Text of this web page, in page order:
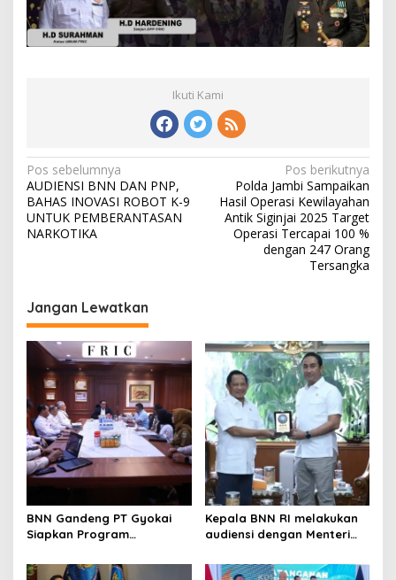
Ikuti Kami
Navigasi
pos
Pos sebelumnya
AUDIENSI BNN DAN PNP,
BAHAS INOVASI ROBOT K-9
UNTUK PEMBERANTASAN
NARKOTIKA
Pos berikutnya
Polda Jambi Sampaikan
Hasil Operasi Kewilayahan
Antik Siginjai 2025 Target
Operasi Tercapai 100 %
dengan 247 Orang
Tersangka
Jangan Lewatkan
BNN Gandeng PT Gyokai
Siapkan Program
Pelatihan Kerja
Kepala BNN RI melakukan
audiensi dengan Menteri
Tito Karnavian